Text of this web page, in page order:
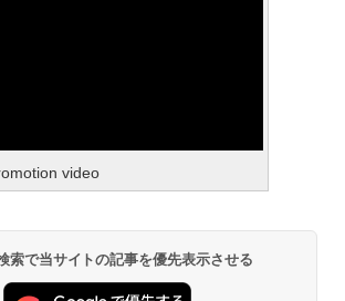
video
索で当サイトの記事を優先表示させる